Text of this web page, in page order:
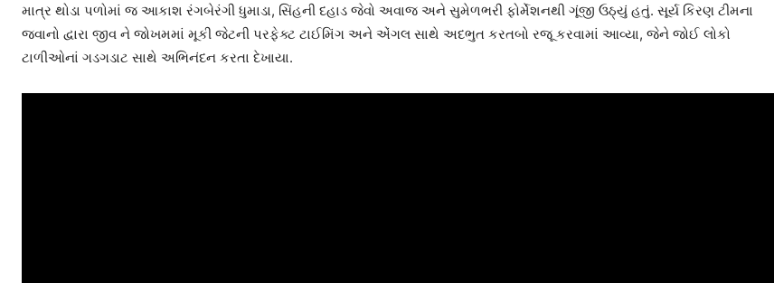
માત્ર થોડા પળોમાં જ આકાશ રંગબેરંગી ધુમાડા, સિંહની દહાડ જેવો અવાજ અને સુમેળભરી ફોર્મેશનથી ગૂંજી ઉઠ્યું હતું. સૂર્ય કિરણ ટીમના
જવાનો દ્વારા જીવ ને જોખમમાં મૂકી જેટની પરફેક્ટ ટાઈમિંગ અને એંગલ સાથે અદભુત કરતબો રજૂ કરવામાં આવ્યા, જેને જોઈ લોકો
ટાળીઓનાં ગડગડાટ સાથે અભિનંદન કરતા દેખાયા.